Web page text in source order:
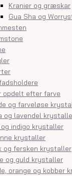
Kranier og græskar
Gua Sha og
opdelt efter farve
og farveløse
og lavendel
og indigo krystaller
krystaller
og fersken krystaller
og guld krystaller
orange og kobber